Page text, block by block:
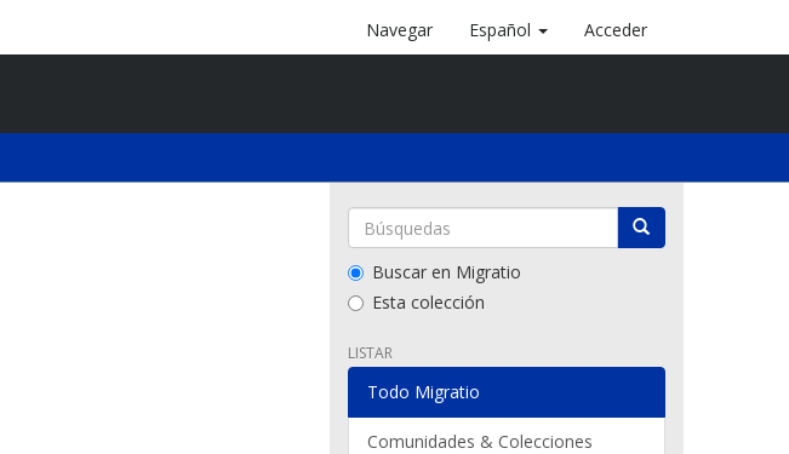
Navegar Español Acceder
Buscar en Migratio
Esta colección
LISTAR
Todo Migratio
Comunidades & Colecciones